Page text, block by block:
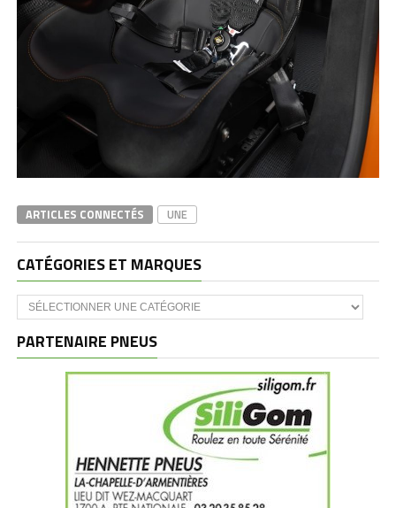
ARTICLES CONNECTÉS UNE
CATÉGORIES ET MARQUES
Catégories
et
PARTENAIRE PNEUS